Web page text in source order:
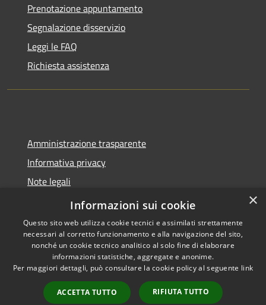
Prenotazione appuntamento
Segnalazione disservizio
Leggi le FAQ
Richiesta assistenza
Amministrazione trasparente
Informativa privacy
Note legali
Dichiarazione di accessibilità
Accessibilità
Copyright © 2026 • Comune di
Lazzate • Powered by
Municipium•
Accesso
×
Informazioni sui cookie
Questo sito web utilizza cookie tecnici e assimilati strettamente
necessari al corretto funzionamento e alla navigazione del sito,
nonché un cookie tecnico analitico al solo fine di elaborare
informazioni statistiche, aggregate e anonime.
Per maggiori dettagli, può consultare la cookie policy al seguente link
ACCETTA TUTTO RIFIUTA TUTTO